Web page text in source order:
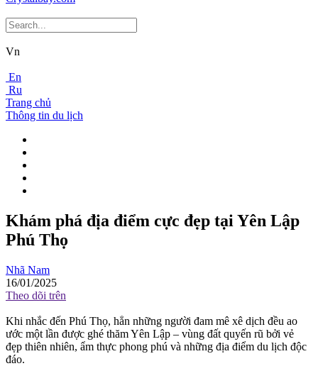
Vn
En
Ru
Trang chủ
Thông tin du lịch
Khám phá địa điểm cực đẹp tại Yên Lập
Phú Thọ
Nhã Nam
16/01/2025
Theo dõi trên
Khi nhắc đến Phú Thọ, hẳn những người đam mê xê dịch đều ao
ước một lần được ghé thăm Yên Lập – vùng đất quyến rũ bởi vẻ
đẹp thiên nhiên, ẩm thực phong phú và những địa điểm du lịch độc
đáo.